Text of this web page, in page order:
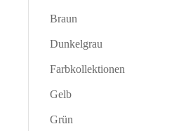
Braun
Dunkelgrau
Farbkollektionen
Gelb
Grün